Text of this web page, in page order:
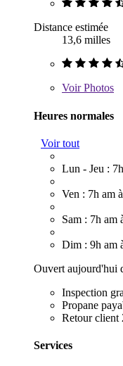
Distance estimée
13,6 milles
VoirPhotos
Heures normales
Voir tout
Lun - Jeu :
Ven : 7h am
Sam : 7h am
Dim : 9h am
Ouvert aujourd'hui
Inspection
Propane
Retour client
Services